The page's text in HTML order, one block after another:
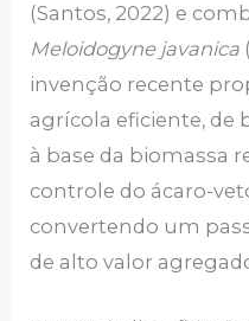
(Santos, 2022) e
Meloidogyne javanica
invenção recente
agrícola eficiente, de
à base da biomassa
controle do ácaro-
convertendo um
de alto valor